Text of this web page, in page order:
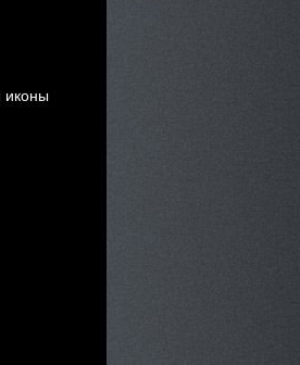
иконы